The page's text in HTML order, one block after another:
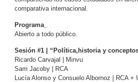
comparativa internacional.
Programa_
Abierto a todo público.
Sesión #1 | “Política,historia y
Ricardo Carvajal | Minvu
Sam Jacoby | RCA
Lucía Alonso y Consuelo Albornoz | RCA +